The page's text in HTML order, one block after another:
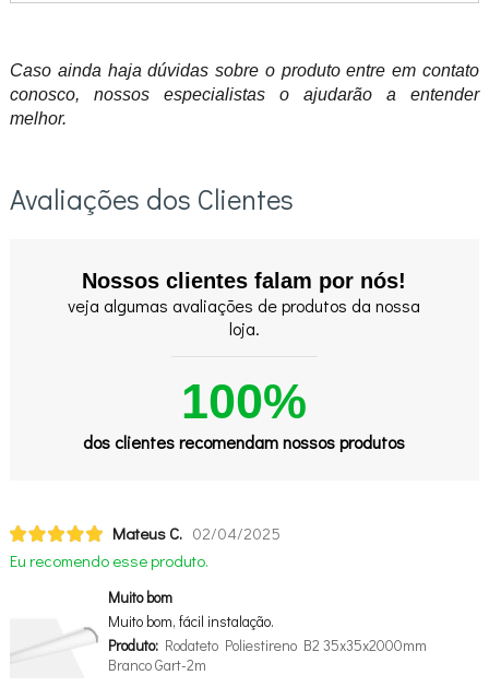
Caso ainda haja dúvidas sobre o produto entre em contato
conosco, nossos especialistas o ajudarão a entender
melhor.
Avaliações dos Clientes
Nossos clientes falam por nós!
veja algumas avaliações de produtos da nossa
loja.
100%
dos clientes recomendam nossos produtos
Mateus C. 02/04/2025
Eu recomendo esse produto.
Muito bom
Muito bom, fácil instalação.
Produto:Rodateto Poliestireno B2 35x35x2000mm
Branco Gart-2m